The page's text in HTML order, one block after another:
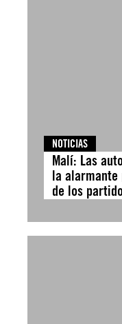
NOTICIAS
Malí: Las
la alarmante
de los